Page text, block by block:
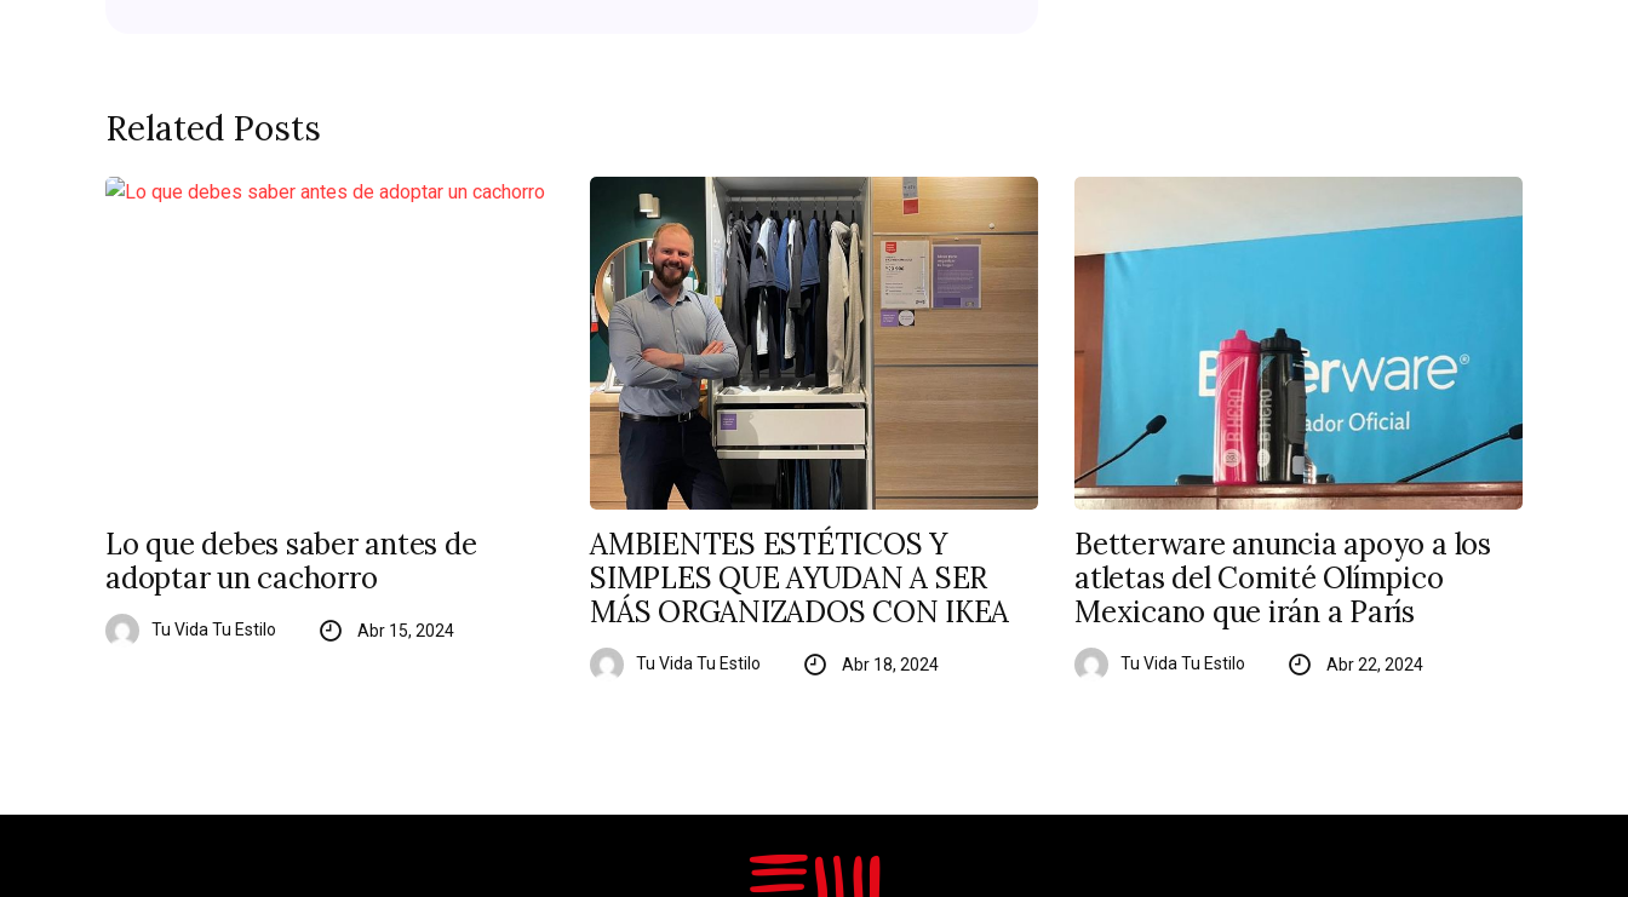
Related Posts
Lo que debes saber antes de
adoptar un cachorro
Tu Vida Tu Estilo Abr 15, 2024
AMBIENTES ESTÉTICOS Y
SIMPLES QUE AYUDAN A SER
MÁS ORGANIZADOS CON IKEA
Tu Vida Tu Estilo Abr 18, 2024
Betterware anuncia apoyo a los
atletas del Comité Olímpico
Mexicano que irán a París
Tu Vida Tu Estilo Abr 22, 2024